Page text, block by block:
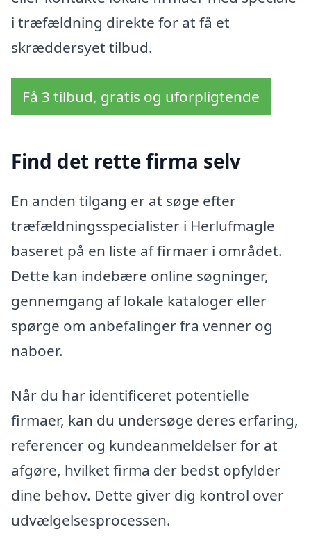
i træfældning direkte for at få et
skræddersyet tilbud.
Få 3 tilbud, gratis og uforpligtende
Find det rette firma selv
En anden tilgang er at søge efter
træfældningsspecialister i Herlufmagle
baseret på en liste af firmaer i området.
Dette kan indebære online søgninger,
gennemgang af lokale kataloger eller
spørge om anbefalinger fra venner og
naboer.
Når du har identificeret potentielle
firmaer, kan du undersøge deres erfaring,
referencer og kundeanmeldelser for at
afgøre, hvilket firma der bedst opfylder
dine behov. Dette giver dig kontrol over
udvælgelsesprocessen.